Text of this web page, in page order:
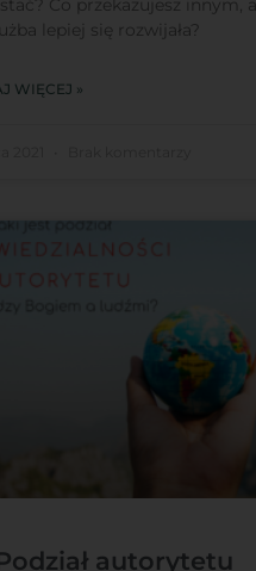
Co przekazujesz innym,
lepiej się rozwijała?
WIĘCEJ »
autorytetu